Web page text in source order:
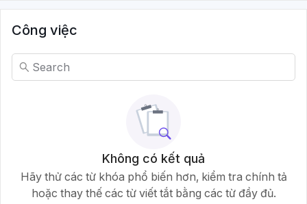
Công việc
Không có kết quả
Hãy thử các từ khóa phổ biến hơn, kiểm tra chính tả
hoặc thay thế các từ viết tắt bằng các từ đầy đủ.